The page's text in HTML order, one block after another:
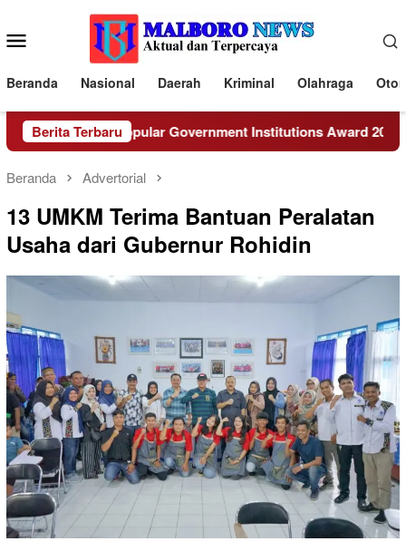
konten
Menu
Mobile
Beranda Nasional Daerah Kriminal Olahraga
Berita Terbaru
Raih Popular Government Institutions Award 2026 dari
Beranda Advertorial
13 UMKM Terima Bantuan Peralatan
Usaha dari Gubernur Rohidin